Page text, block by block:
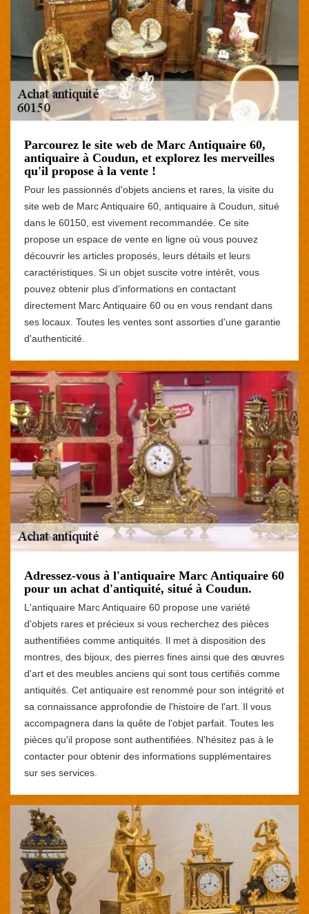
Parcourez le site web de Marc Antiquaire 60,
antiquaire à Coudun, et explorez les merveilles
qu'il propose à la vente !
Pour les passionnés d'objets anciens et rares, la visite du
site web de Marc Antiquaire 60, antiquaire à Coudun, situé
dans le 60150, est vivement recommandée. Ce site
propose un espace de vente en ligne où vous pouvez
découvrir les articles proposés, leurs détails et leurs
caractéristiques. Si un objet suscite votre intérêt, vous
pouvez obtenir plus d'informations en contactant
directement Marc Antiquaire 60 ou en vous rendant dans
ses locaux. Toutes les ventes sont assorties d'une garantie
d'authenticité.
Adressez-vous à l'antiquaire Marc Antiquaire 60
pour un achat d'antiquité, situé à Coudun.
L'antiquaire Marc Antiquaire 60 propose une variété
d'objets rares et précieux si vous recherchez des pièces
authentifiées comme antiquités. Il met à disposition des
montres, des bijoux, des pierres fines ainsi que des œuvres
d'art et des meubles anciens qui sont tous certifiés comme
antiquités. Cet antiquaire est renommé pour son intégrité et
sa connaissance approfondie de l'histoire de l'art. Il vous
accompagnera dans la quête de l'objet parfait. Toutes les
pièces qu'il propose sont authentifiées. N'hésitez pas à le
contacter pour obtenir des informations supplémentaires
sur ses services.